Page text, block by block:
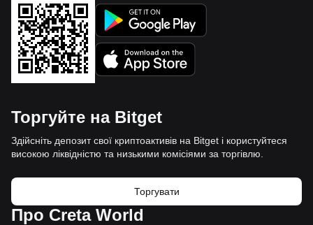
Торгуйте на Bitget
Здійсніть депозит свої криптоактивів на Bitget і користуйтеся
високою ліквідністю та низькими комісіями за торгівлю.
Торгувати
Про Creta World